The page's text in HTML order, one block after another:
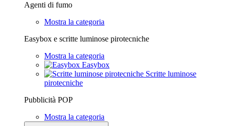
Agenti di fumo
Mostra la categoria
Easybox e scritte luminose pirotecniche
Mostra la categoria
Easybox
Scritte luminose
pirotecniche
Pubblicità POP
Mostra la categoria